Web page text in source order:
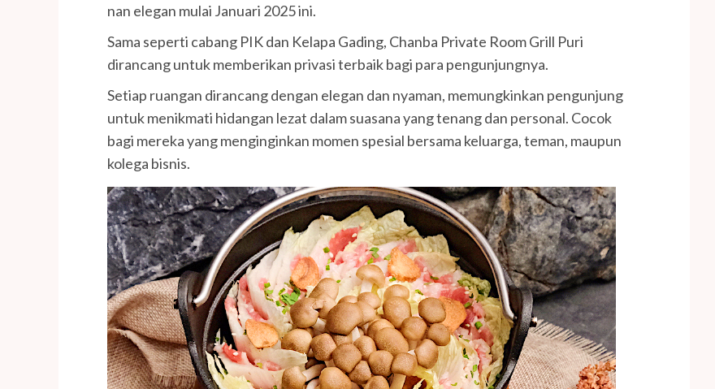
nan elegan mulai Januari 2025 ini.
Sama seperti cabang PIK dan Kelapa Gading, Chanba Private Room Grill Puri
dirancang untuk memberikan privasi terbaik bagi para pengunjungnya.
Setiap ruangan dirancang dengan elegan dan nyaman, memungkinkan pengunjung
untuk menikmati hidangan lezat dalam suasana yang tenang dan personal. Cocok
bagi mereka yang menginginkan momen spesial bersama keluarga, teman, maupun
kolega bisnis.